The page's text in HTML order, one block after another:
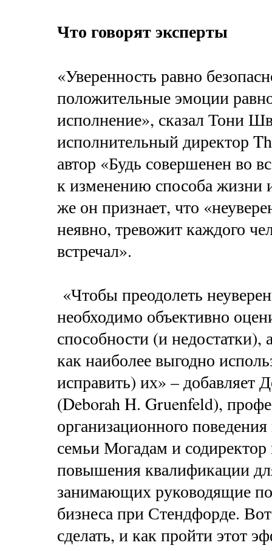
Что говорят эксперты
«Уверенность равно
положительные эмоции
исполнение», сказал Тони
исполнительный директор
автор «Будь совершенен во
к изменению способа жизни
же он признает, что
неявно, тревожит каждого
встречал».
«Чтобы преодолеть
необходимо объективно
способности (и недостатки),
как наиболее выгодно
исправить) их» – добавляет
(Deborah H. Gruenfeld),
организационного
семьи Могадам и
повышения квалификации
занимающих руководящие
бизнеса при Стендфорде.
сделать, и как пройти этот